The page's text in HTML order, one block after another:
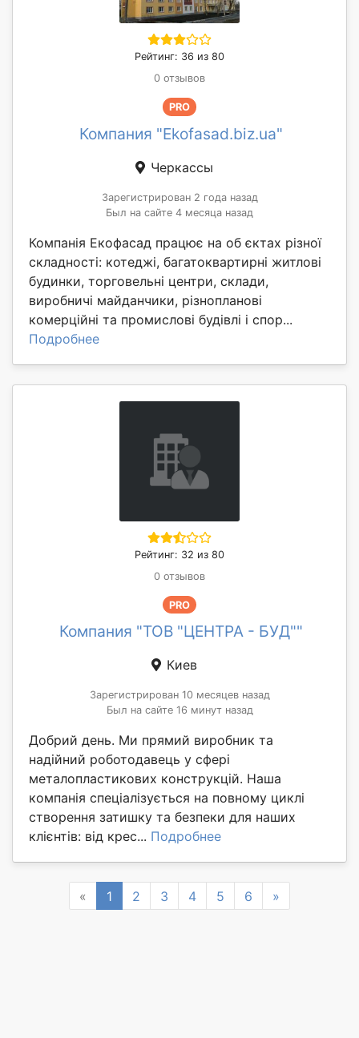
Рейтинг: 36 из 80
0 отзывов
PRO
Компания "Еkofasad.biz.ua"
Черкассы
Зарегистрирован 2 года назад
Был на сайте 4 месяца назад
Компанія Екофасад працює на об єктах різної
складності: котеджі, багатоквартирні житлові
будинки, торговельні центри, склади,
виробничі майданчики, різнопланові
комерційні та промислові будівлі і спор...
Подробнее
Рейтинг: 32 из 80
0 отзывов
PRO
Компания "ТОВ "ЦЕНТРА - БУД""
Киев
Зарегистрирован 10 месяцев назад
Был на сайте 16 минут назад
Добрий день. Ми прямий виробник та
надійний роботодавець у сфері
металопластикових конструкцій. Наша
компанія спеціалізується на повному циклі
створення затишку та безпеки для наших
клієнтів: від крес... Подробнее
« Previous
1 2 3 4 5 6 »